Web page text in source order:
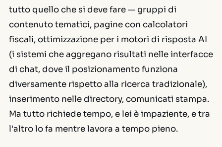
tutto quello che si deve fare — gruppi di
contenuto tematici, pagine con calcolatori
fiscali, ottimizzazione per i motori di risposta AI
(i sistemi che aggregano risultati nelle interfacce
di chat, dove il posizionamento funziona
diversamente rispetto alla ricerca tradizionale),
inserimento nelle directory, comunicati stampa.
Ma tutto richiede tempo, e lei è impaziente, e tra
l'altro lo fa mentre lavora a tempo pieno.